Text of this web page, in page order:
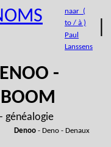
naar (
to / à )
Paul
Lanssens
-
généalogie
Denoo- Deno - Denaux